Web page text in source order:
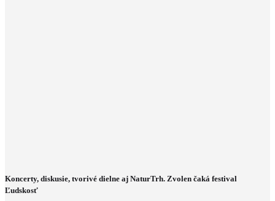
Koncerty, diskusie, tvorivé dielne aj NaturTrh. Zvolen čaká festival
Ľudskosť